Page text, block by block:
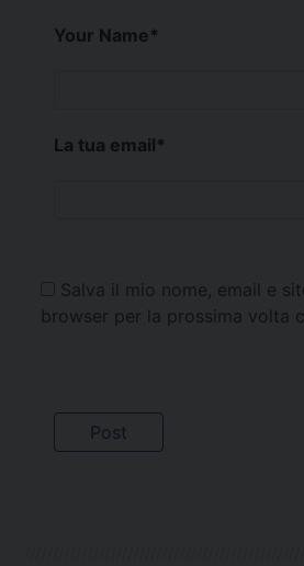
Your Name*
La tua email*
Salva il mio nome, email e
browser per la prossima volta